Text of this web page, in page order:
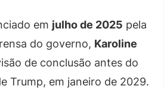
em julho de 2025 pela
do governo, Karoline
de conclusão antes do
Trump, em janeiro de 2029.